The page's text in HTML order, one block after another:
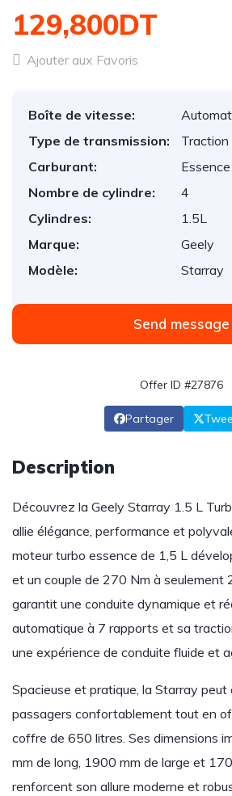
129,800DT
Ajouter aux Favoris
Boîte de vitesse:
Type de transmission:
Traction
Carburant:
Essence
Nombre de cylindre:
4
Cylindres:
1.5L
Marque:
Geely
Modèle:
Starray
Send message
Offer ID #27876
Partager
Description
Découvrez la Geely Starray 1.5 L
allie élégance, performance et
moteur turbo essence de 1,5 L
et un couple de 270 Nm à seulement
garantit une conduite dynamique et
automatique à 7 rapports et sa
une expérience de conduite fluide et
Spacieuse et pratique, la Starray peut
passagers confortablement tout en
coffre de 650 litres. Ses dimensions
mm de long, 1900 mm de large et
renforcent son allure moderne et